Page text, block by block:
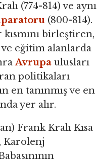
(774-814) ve aynı
(800-814).
kısmını birleştiren,
ve eğitim alanlarda
Avrupa ulusları
politikaları
en tanınmış ve en
yer alır.
Frank Kralı Kısa
Karolenj